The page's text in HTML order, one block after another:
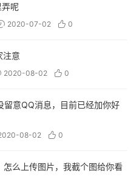
呢
2020-07-02 0
注意
2020-08-02 0
留意QQ消息，目前已经加你好
08-02 0
么上传图片，我截个图给你看